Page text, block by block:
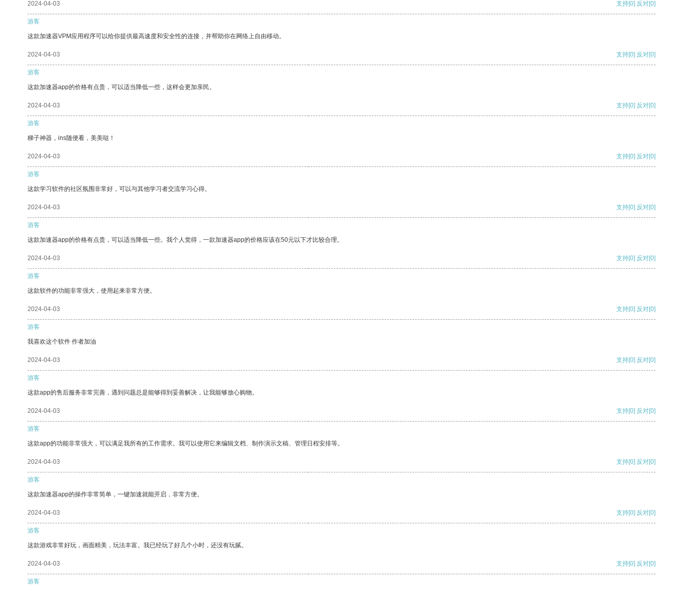
2024-04-03 支持[0] 反对[0]
游客
这款加速器VPM应用程序可以给你提供最高速度和安全性的连接，并帮助你在网络上自由移动。
2024-04-03 支持[0] 反对[0]
游客
这款加速器app的价格有点贵，可以适当降低一些，这样会更加亲民。
2024-04-03 支持[0] 反对[0]
游客
梯子神器，ins随便看，美美哒！
2024-04-03 支持[0] 反对[0]
游客
这款学习软件的社区氛围非常好，可以与其他学习者交流学习心得。
2024-04-03 支持[0] 反对[0]
游客
这款加速器app的价格有点贵，可以适当降低一些。我个人觉得，一款加速器app的价格应该在50元以下才比较合理。
2024-04-03 支持[0] 反对[0]
游客
这款软件的功能非常强大，使用起来非常方便。
2024-04-03 支持[0] 反对[0]
游客
我喜欢这个软件 作者加油
2024-04-03 支持[0] 反对[0]
游客
这款app的售后服务非常完善，遇到问题总是能够得到妥善解决，让我能够放心购物。
2024-04-03 支持[0] 反对[0]
游客
这款app的功能非常强大，可以满足我所有的工作需求。我可以使用它来编辑文档、制作演示文稿、管理日程安排等。
2024-04-03 支持[0] 反对[0]
游客
这款加速器app的操作非常简单，一键加速就能开启，非常方便。
2024-04-03 支持[0] 反对[0]
游客
这款游戏非常好玩，画面精美，玩法丰富。我已经玩了好几个小时，还没有玩腻。
2024-04-03 支持[0] 反对[0]
游客